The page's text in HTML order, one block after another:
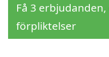
Få 3
förpliktelser